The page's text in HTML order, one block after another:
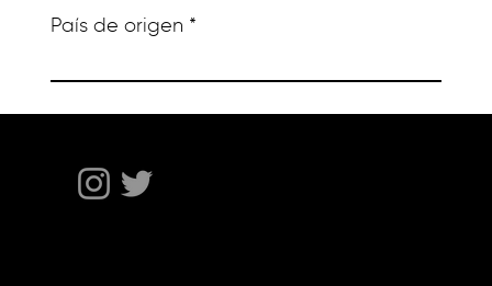
País de origen